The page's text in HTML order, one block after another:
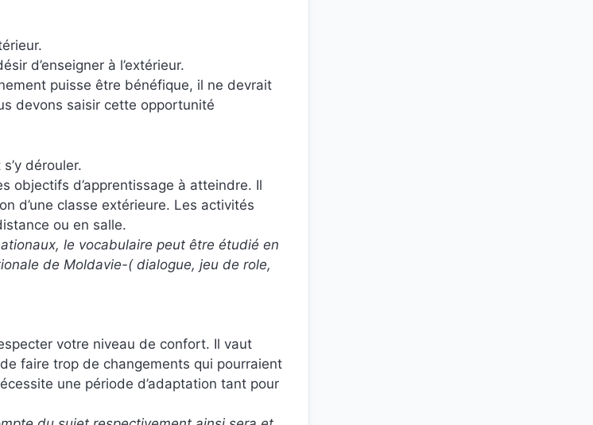
d’enseigner à l’extérieur.
puisse être bénéfique, il ne devrait
devons saisir cette opportunité
dérouler.
objectifs d’apprentissage à atteindre. Il
d’une classe extérieure. Les activités
ou en salle.
le vocabulaire peut être étudié en
de Moldavie-( dialogue, jeu de role,
votre niveau de confort. Il vaut
faire trop de changements qui pourraient
une période d’adaptation tant pour